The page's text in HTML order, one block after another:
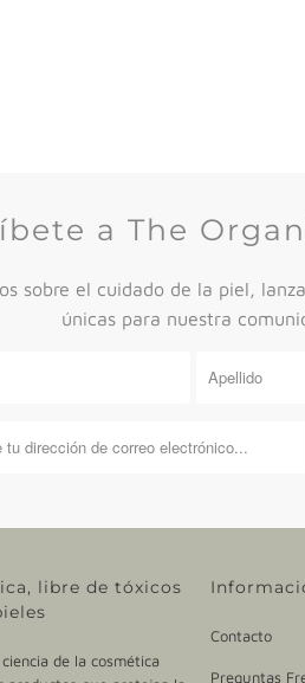
a The
sobre el cuidado de la piel,
únicas para nuestra
libre de tóxicos
de la cosmética
Contacto
Preguntas